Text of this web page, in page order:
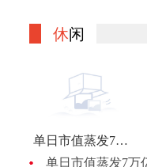
休闲
单日市值蒸发7万亿！亚马逊启动公司最大规模裁员：计划裁员约1万人